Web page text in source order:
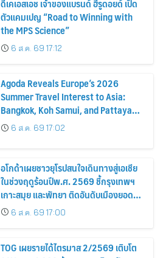
ดีเคเอสเอช เจ้าของแบรนด์ ฮีรูดอยด์ เปิด
ตัวแคมเปญ “Road to Winning with
the MPS Science”
6 ส.ค. 69 17:12
Agoda Reveals Europe’s 2026
Summer Travel Interest to Asia:
Bangkok, Koh Samui, and Pattaya
Among the Top Cities
6 ส.ค. 69 17:02
อโกด้าเผยชาวยุโรปสนใจเดินทางสู่เอเชีย
ในช่วงฤดูร้อนปีพ.ศ. 2569 ชี้กรุงเทพฯ
เกาะสมุย และพัทยา ติดอันดับเมืองยอด
นิยม6 ส.ค. 69 17:00
TOG เผยรายได้ไตรมาส 2/2569 เติบโต